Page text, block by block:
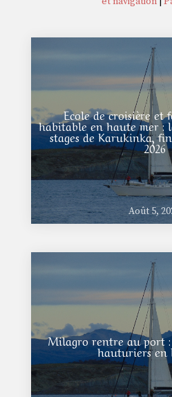
Ecole de croisière
habitable en haute mer :
stages de Karukinka,
2026
Août 5,
Milagro rentre au port :
hauturiers en